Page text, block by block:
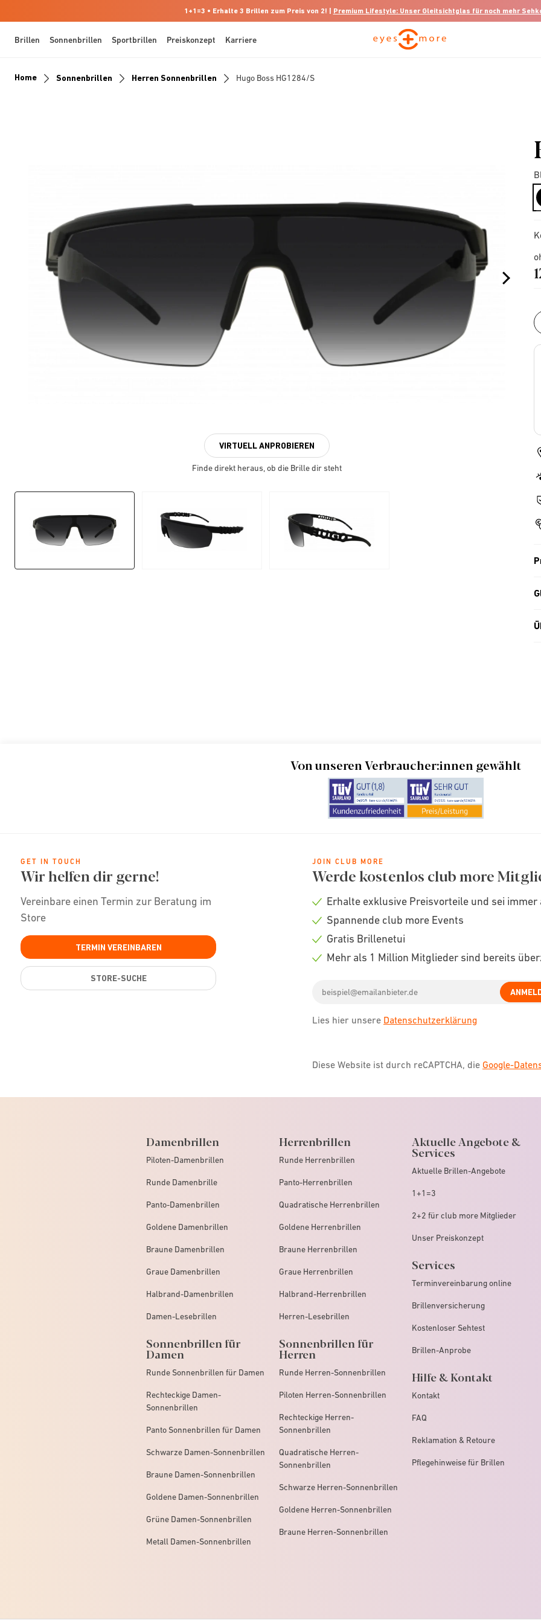
1+1=3 • Erhalte 3 Brillen zum Preis von 2! | Premium Lifestyle: Unser Gleitsichtglas für noch mehr
Brillen Sonnenbrillen Sportbrillen Preiskonzept Karriere
Home Sonnenbrillen Herren Sonnenbrillen Hugo Boss HG1284/S
VIRTUELL ANPROBIEREN
Finde direkt heraus, ob die Brille dir steht
Von unseren Verbraucher:innen gewählt
GET IN TOUCH
Wir helfen dir gerne!
Vereinbare einen Termin zur Beratung im
Store
TERMIN VEREINBAREN
STORE-SUCHE
JOIN CLUB MORE
Werde kostenlos club more
Check
Erhalte exklusive Preisvorteile und sei
Check
Spannende club more Events
Check
Gratis Brillenetui
Mehr als 1 Million Mitglieder sind bereits
address
Lies hier unsere Datenschutzerklärung
Diese Website ist durch reCAPTCHA, die Google-
Damenbrillen
Piloten-Damenbrillen
Runde Damenbrille
Panto-Damenbrillen
Goldene Damenbrillen
Braune Damenbrillen
Graue Damenbrillen
Halbrand-Damenbrillen
Damen-Lesebrillen
Sonnenbrillen für
Damen
Runde Sonnenbrillen für Damen
Rechteckige Damen-
Sonnenbrillen
Panto Sonnenbrillen für Damen
Schwarze Damen-Sonnenbrillen
Braune Damen-Sonnenbrillen
Goldene Damen-Sonnenbrillen
Grüne Damen-Sonnenbrillen
Metall Damen-Sonnenbrillen
Herrenbrillen
Runde Herrenbrillen
Panto-Herrenbrillen
Quadratische Herrenbrillen
Goldene Herrenbrillen
Braune Herrenbrillen
Graue Herrenbrillen
Halbrand-Herrenbrillen
Herren-Lesebrillen
Sonnenbrillen für
Herren
Runde Herren-Sonnenbrillen
Piloten Herren-Sonnenbrillen
Rechteckige Herren-
Sonnenbrillen
Quadratische Herren-
Sonnenbrillen
Schwarze Herren-Sonnenbrillen
Goldene Herren-Sonnenbrillen
Braune Herren-Sonnenbrillen
Aktuelle Angebote &
Services
Aktuelle Brillen-Angebote
1+1=3
2+2 für club more Mitglieder
Unser Preiskonzept
Services
Terminvereinbarung online
Brillenversicherung
Kostenloser Sehtest
Brillen-Anprobe
Hilfe & Kontakt
Kontakt
FAQ
Reklamation & Retoure
Pflegehinweise für Brillen